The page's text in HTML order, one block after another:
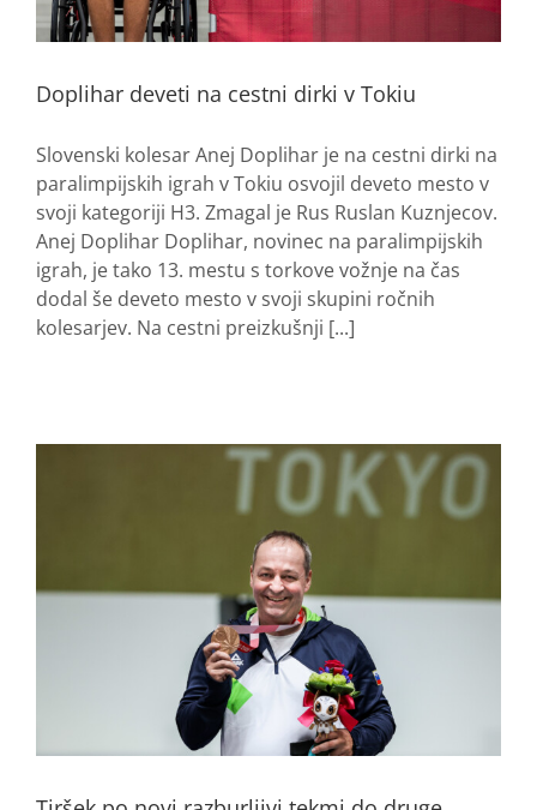
Doplihar deveti na cestni dirki v Tokiu
Slovenski kolesar Anej Doplihar je na cestni dirki na
paralimpijskih igrah v Tokiu osvojil deveto mesto v
svoji kategoriji H3. Zmagal je Rus Ruslan Kuznjecov.
Anej Doplihar Doplihar, novinec na paralimpijskih
igrah, je tako 13. mestu s torkove vožnje na čas
dodal še deveto mesto v svoji skupini ročnih
kolesarjev. Na cestni preizkušnji [...]